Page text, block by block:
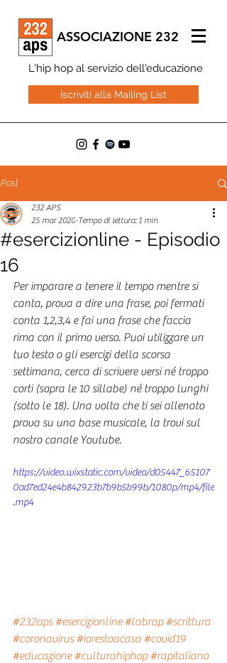
ASSOCIAZIONE 232
L'hip hop al servizio dell'educazione
Iscriviti alla Mailing List
Post
#esercizionline - Episodio
16
232 APS
25 mar 2020 Tempo di lettura: 1 min
Per imparare a tenere il tempo mentre si
canta, prova a dire una frase, poi fermati
conta 1,2,3,4 e fai una frase che faccia
rima con il primo verso. Puoi utilizzare un
tuo testo o gli esercizi della scorsa
settimana, cerca di scrivere versi né troppo
corti (sopra le 10 sillabe) né troppo lunghi
(sotto le 18). Una volta che ti sei allenato
prova su una base musicale, la trovi sul
nostro canale Youtube.
https://video.wixstatic.com/video/d05447_65107
0ad7ed24e4b842923b7b9b5b99b/1080p/mp4/file
.mp4
#232aps #esercizionline #labrap #scrittura
#coronavirus #iorestoacasa #covid19
#educazione #culturahiphop #rapitaliano